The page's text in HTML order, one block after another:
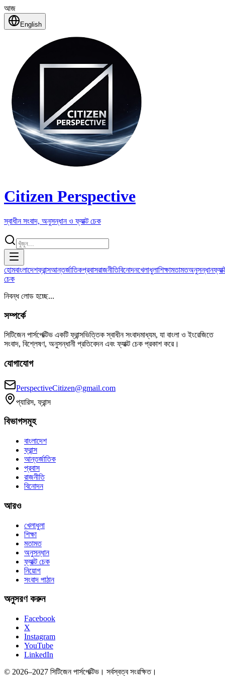
আজ
English
Citizen Perspective
স্বাধীন সংবাদ, অনুসন্ধান ও ফ্যাক্ট চেক
হোমবাংলাদেশফ্রান্সআন্তর্জাতিকপ্রবাসরাজনীতিবিনোদনখেলাধুলাশিক্ষামতামতঅনুসন্ধান
চেক
নিবন্ধ লোড হচ্ছে...
সম্পর্কে
সিটিজেন পার্সপেক্টিভ একটি ফ্রান্সভিত্তিক স্বাধীন সংবাদমাধ্যম, যা বাংলা ও ইংরেজিতে
সংবাদ, বিশ্লেষণ, অনুসন্ধানী প্রতিবেদন এবং ফ্যাক্ট চেক প্রকাশ করে।
যোগাযোগ
PerspectiveCitizen@gmail.com
প্যারিস, ফ্রান্স
বিভাগসমূহ
বাংলাদেশ
ফ্রান্স
আন্তর্জাতিক
প্রবাস
রাজনীতি
বিনোদন
আরও
খেলাধুলা
শিক্ষা
মতামত
অনুসন্ধান
ফ্যাক্ট চেক
নিয়োগ
সংবাদ পাঠান
অনুসরণ করুন
Facebook
X
Instagram
YouTube
LinkedIn
© 2026–2027 সিটিজেন পার্সপেক্টিভ। সর্বস্বত্ব সংরক্ষিত।